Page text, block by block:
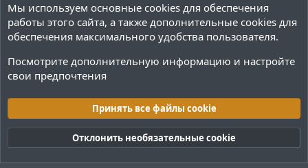
Cookies Тёмная (2020)
Русский (RU)
Обратная связь
Условия и правила
Политика конфиденциальности
Помощь
R
Мы используем основные cookies для обеспечения
работы этого сайта, а также дополнительные cookies для
обеспечения максимального удобства пользователя.
Посмотрите дополнительную информацию и настройте
свои предпочтения
Принять все файлы cookie
Отклонить необязательные cookie